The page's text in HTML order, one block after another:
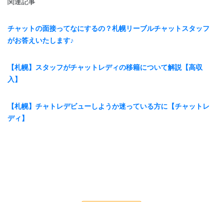
チャットの面接ってなにするの？札幌リーブルチャットスタッフ
がお答えいたします♪
【札幌】スタッフがチャットレディの移籍について解説【高収
入】
【札幌】チャトレデビューしようか迷っている方に【チャットレ
ディ】